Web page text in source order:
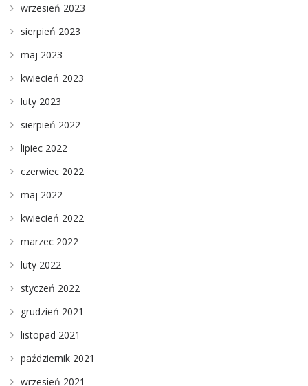
wrzesień 2023
sierpień 2023
maj 2023
kwiecień 2023
luty 2023
sierpień 2022
lipiec 2022
czerwiec 2022
maj 2022
kwiecień 2022
marzec 2022
luty 2022
styczeń 2022
grudzień 2021
listopad 2021
październik 2021
wrzesień 2021